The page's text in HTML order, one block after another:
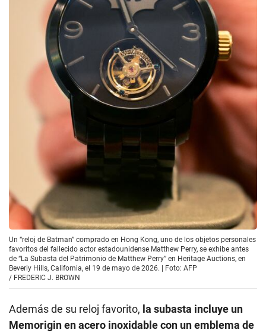
Un “reloj de Batman” comprado en Hong Kong, uno de los objetos personales
favoritos del fallecido actor estadounidense Matthew Perry, se exhibe antes
de “La Subasta del Patrimonio de Matthew Perry” en Heritage Auctions, en
Beverly Hills, California, el 19 de mayo de 2026. | Foto: AFP
/ FREDERIC J. BROWN
Además de su reloj favorito, la subasta incluye un
Memorigin en acero inoxidable con un emblema de